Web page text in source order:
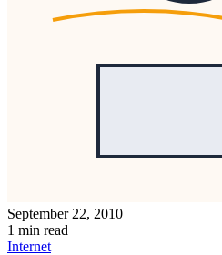
September 22, 2010
1 min read
Internet